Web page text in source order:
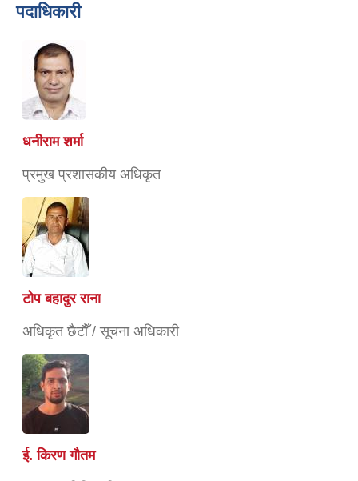
पदाधिकारी
धनीराम शर्मा
प्रमुख प्रशासकीय अधिकृत
टोप बहादुर राना
अधिकृत छैटौँ / सूचना अधिकारी
ई. किरण गौतम